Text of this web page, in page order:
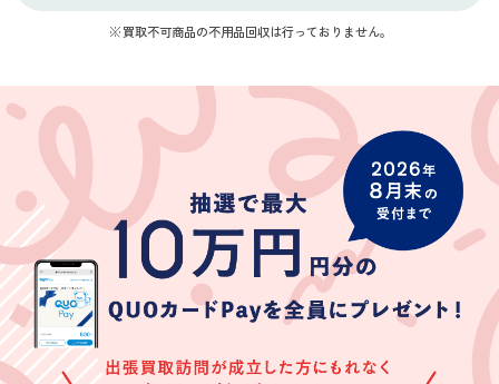
★★★★★
品の買取をお願
いしました。期
限内に全て引き
取っていただけ
て本当に助かり
ました。ありが
とうございまし
た。担当の方も
とても素敵な方
でまたお願いし
たいと思いま
す。
(Googleのクチコミか
2026年07月11日
10:52
★★★★
いただき、結果
ます。ガラクタ
だと思っていた
モノも買取って
もらいました。
遅い時間までご
苦労さまでし
た。ありがと
う。
(Googleのクチコミか
2026年07月08日
08:04
1
★★★★★
具や家電につい
て色々教えてく
ださりとても助
かりましたあり
がとうございま
す
(Googleのクチコミか
ら引用)
2026年07月01日
10:54
1
買取不可商品の不用品回収は行っておりません。